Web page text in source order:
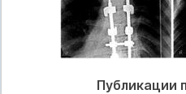
Публикации